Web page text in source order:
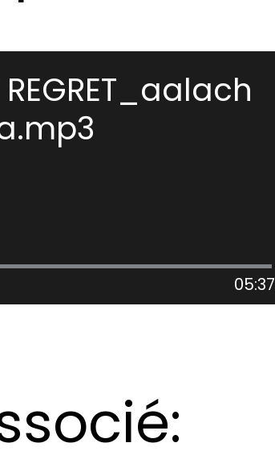
REGRET_aalach
05:37